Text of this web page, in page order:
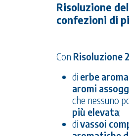
Risoluzione
confezioni di
Con Risoluzione
di erbe
aromi
che nessuno
più elevata;
di vassoi